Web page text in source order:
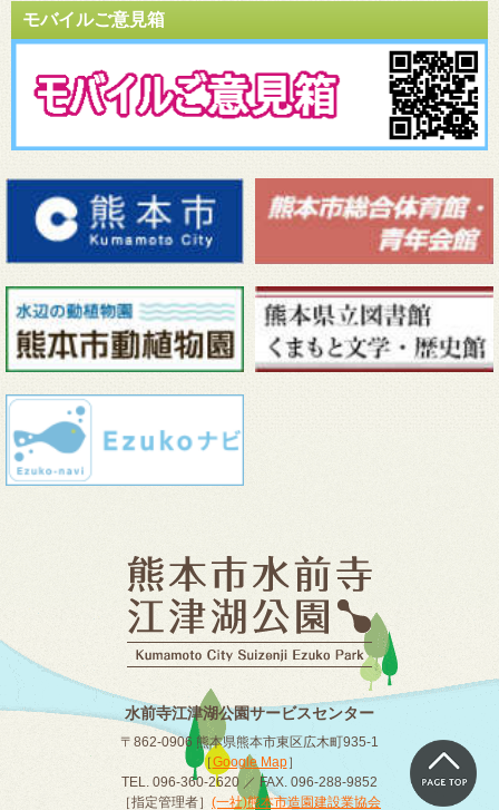
モバイルご意見箱
水前寺江津湖公園サービスセンター
〒862-0906 熊本県熊本市東区広木町935-1
［Google Map］
TEL. 096-360-2620 ／ FAX. 096-288-9852
［指定管理者］ (一社)熊本市造園建設業協会